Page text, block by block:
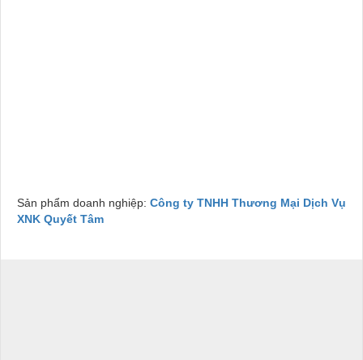
Sản phẩm doanh nghiệp: Công ty TNHH Thương Mại Dịch Vụ
XNK Quyết Tâm